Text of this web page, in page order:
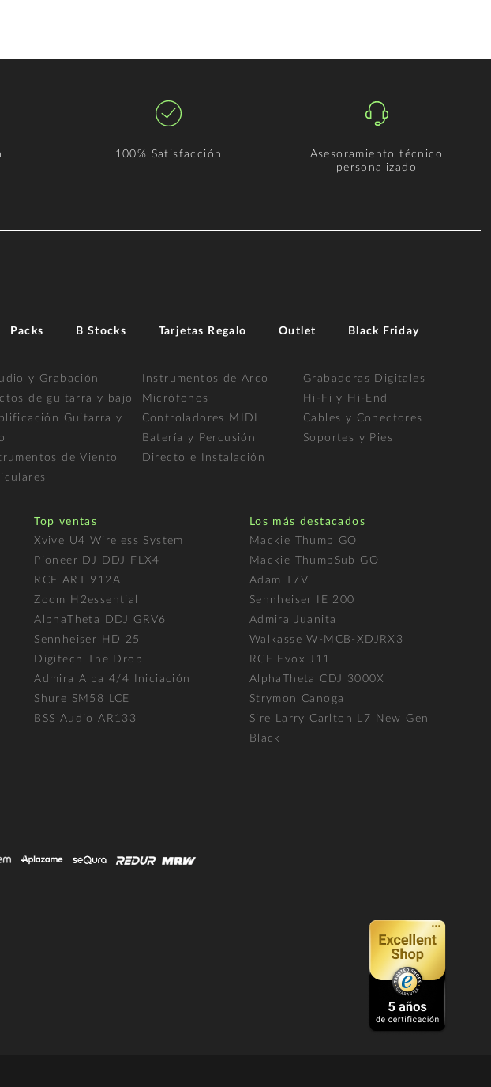
100% Satisfacción
Asesoramiento técnico
personalizado
Packs B Stocks Tarjetas Regalo Outlet Black Friday
y Grabación
de guitarra y bajo
Guitarra y
de Viento
Instrumentos de Arco
Micrófonos
Controladores MIDI
Batería y Percusión
Directo e Instalación
Grabadoras Digitales
Hi-Fi y Hi-End
Cables y Conectores
Soportes y Pies
Top ventas
Xvive U4 Wireless System
Pioneer DJ DDJ FLX4
RCF ART 912A
Zoom H2essential
AlphaTheta DDJ GRV6
Sennheiser HD 25
Digitech The Drop
Admira Alba 4/4 Iniciación
Shure SM58 LCE
BSS Audio AR133
Los más destacados
Mackie Thump GO
Mackie ThumpSub GO
Adam T7V
Sennheiser IE 200
Admira Juanita
Walkasse W-MCB-XDJRX3
RCF Evox J11
AlphaTheta CDJ 3000X
Strymon Canoga
Sire Larry Carlton L7 New Gen
Black